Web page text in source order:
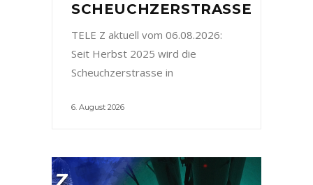
SCHEUCHZERSTRASSE
TELE Z aktuell vom 06.08.2026:
Seit Herbst 2025 wird die
Scheuchzerstrasse in
6. August 2026